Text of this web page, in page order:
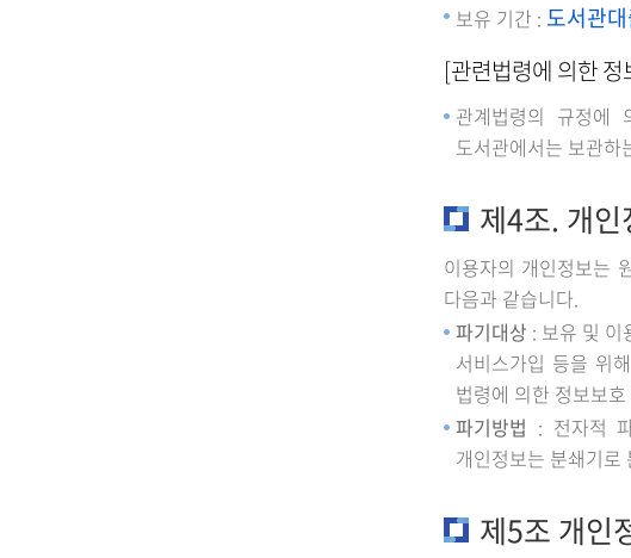
보유 기간 : 도서관
[관련법령에 의한 정
관계법령의 규정에
도서관에서는 보관하
제4조. 개
이용자의 개인정보는
다음과 같습니다.
파기대상 : 보유 및 이
서비스가입 등을 위
법령에 의한 정보보
파기방법 : 전자적
개인정보는 분쇄기로
제5조 개인